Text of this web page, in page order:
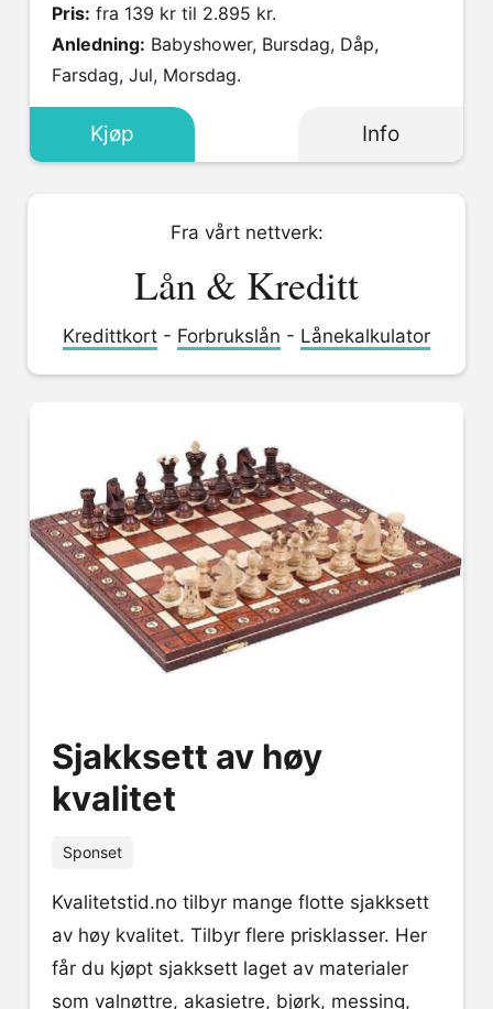
Pris: fra 139 kr til 2.895 kr.
Anledning: Babyshower, Bursdag, Dåp,
Farsdag, Jul, Morsdag.
Info
Kjøp
Fra vårt nettverk:
Lån & Kreditt
Kredittkort - Forbrukslån - Lånekalkulator
Sjakksett av høy
kvalitet
Sponset
Kvalitetstid.no tilbyr mange flotte sjakksett
av høy kvalitet. Tilbyr flere prisklasser. Her
får du kjøpt sjakksett laget av materialer
som valnøttre, akasietre, bjørk, messing,